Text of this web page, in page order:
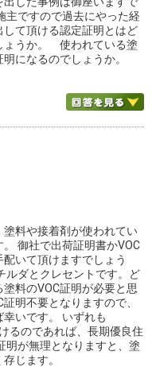
主ですので過去にやった経
て頂ける認定証明とはど
ょうか。 使われている塗
なるのでしょうか。
料や接着剤が使われてい
御社で出荷証明書かVOC
いて頂けますでしょう
ルダとクレセントです。ど
料のVOC証明が必要と思
明不要となりますので、
いです。 いずれも
のであれば、長期優良住
明が無理となりますと、塗
じます。